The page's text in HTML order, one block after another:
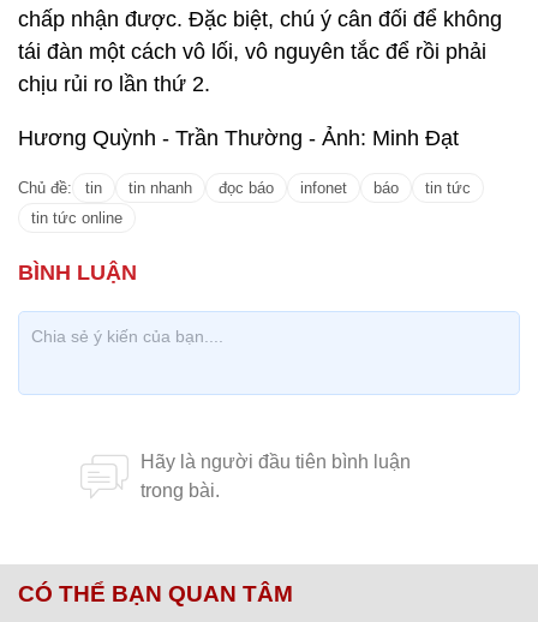
chấp nhận được. Đặc biệt, chú ý cân đối để không
tái đàn một cách vô lối, vô nguyên tắc để rồi phải
chịu rủi ro lần thứ 2.
Hương Quỳnh - Trần Thường - Ảnh: Minh Đạt
Chủ đề: tin tin nhanh đọc báo infonet báo
tin tức
tin tức online
CÓ THỂ BẠN QUAN TÂM